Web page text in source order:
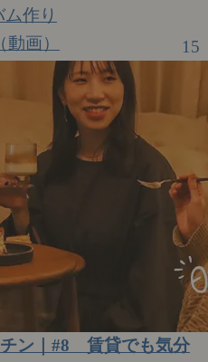
作り
画）
15
チン｜#8 賃貸でも気分